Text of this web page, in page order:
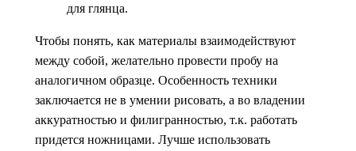
для глянца.
Чтобы понять, как материалы взаимодействуют
между собой, желательно провести пробу на
аналогичном образце. Особенность техники
заключается не в умении рисовать, а во владении
аккуратностью и филигранностью, т.к. работать
придется ножницами. Лучше использовать